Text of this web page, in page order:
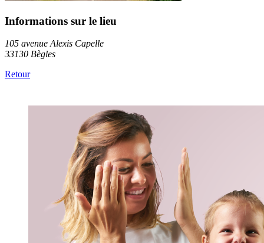
Informations sur le lieu
105 avenue Alexis Capelle
33130 Bègles
Retour